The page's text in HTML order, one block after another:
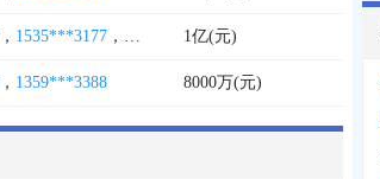
， 1535***3177 ， 1552***9885
1亿(元)
， 1359***3388 8000万(元)